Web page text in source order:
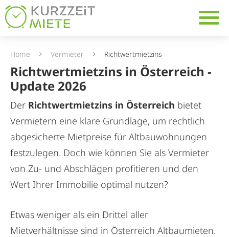
Table Of Content Richtwertmietzins in
Definition des
Anwendungsbereich:
Berechnung des
Richtwerte in Österreich
Mietpreisbremse 2024
Angemessene Mieten –
Wann gilt die
Wertsicherungsklausel
KURZZEiTmiete als
Home Vermieter Richtwertmietzins
Richtwertmietzins in Österreich -
Update 2026
Der Richtwertmietzins in Österreich bietet
Vermietern eine klare Grundlage, um rechtlich
abgesicherte Mietpreise für Altbauwohnungen
festzulegen. Doch wie können Sie als Vermieter
von Zu- und Abschlägen profitieren und den
Wert Ihrer Immobilie optimal nutzen?
Etwas weniger als ein Drittel aller
Mietverhältnisse sind in Österreich Altbaumieten.